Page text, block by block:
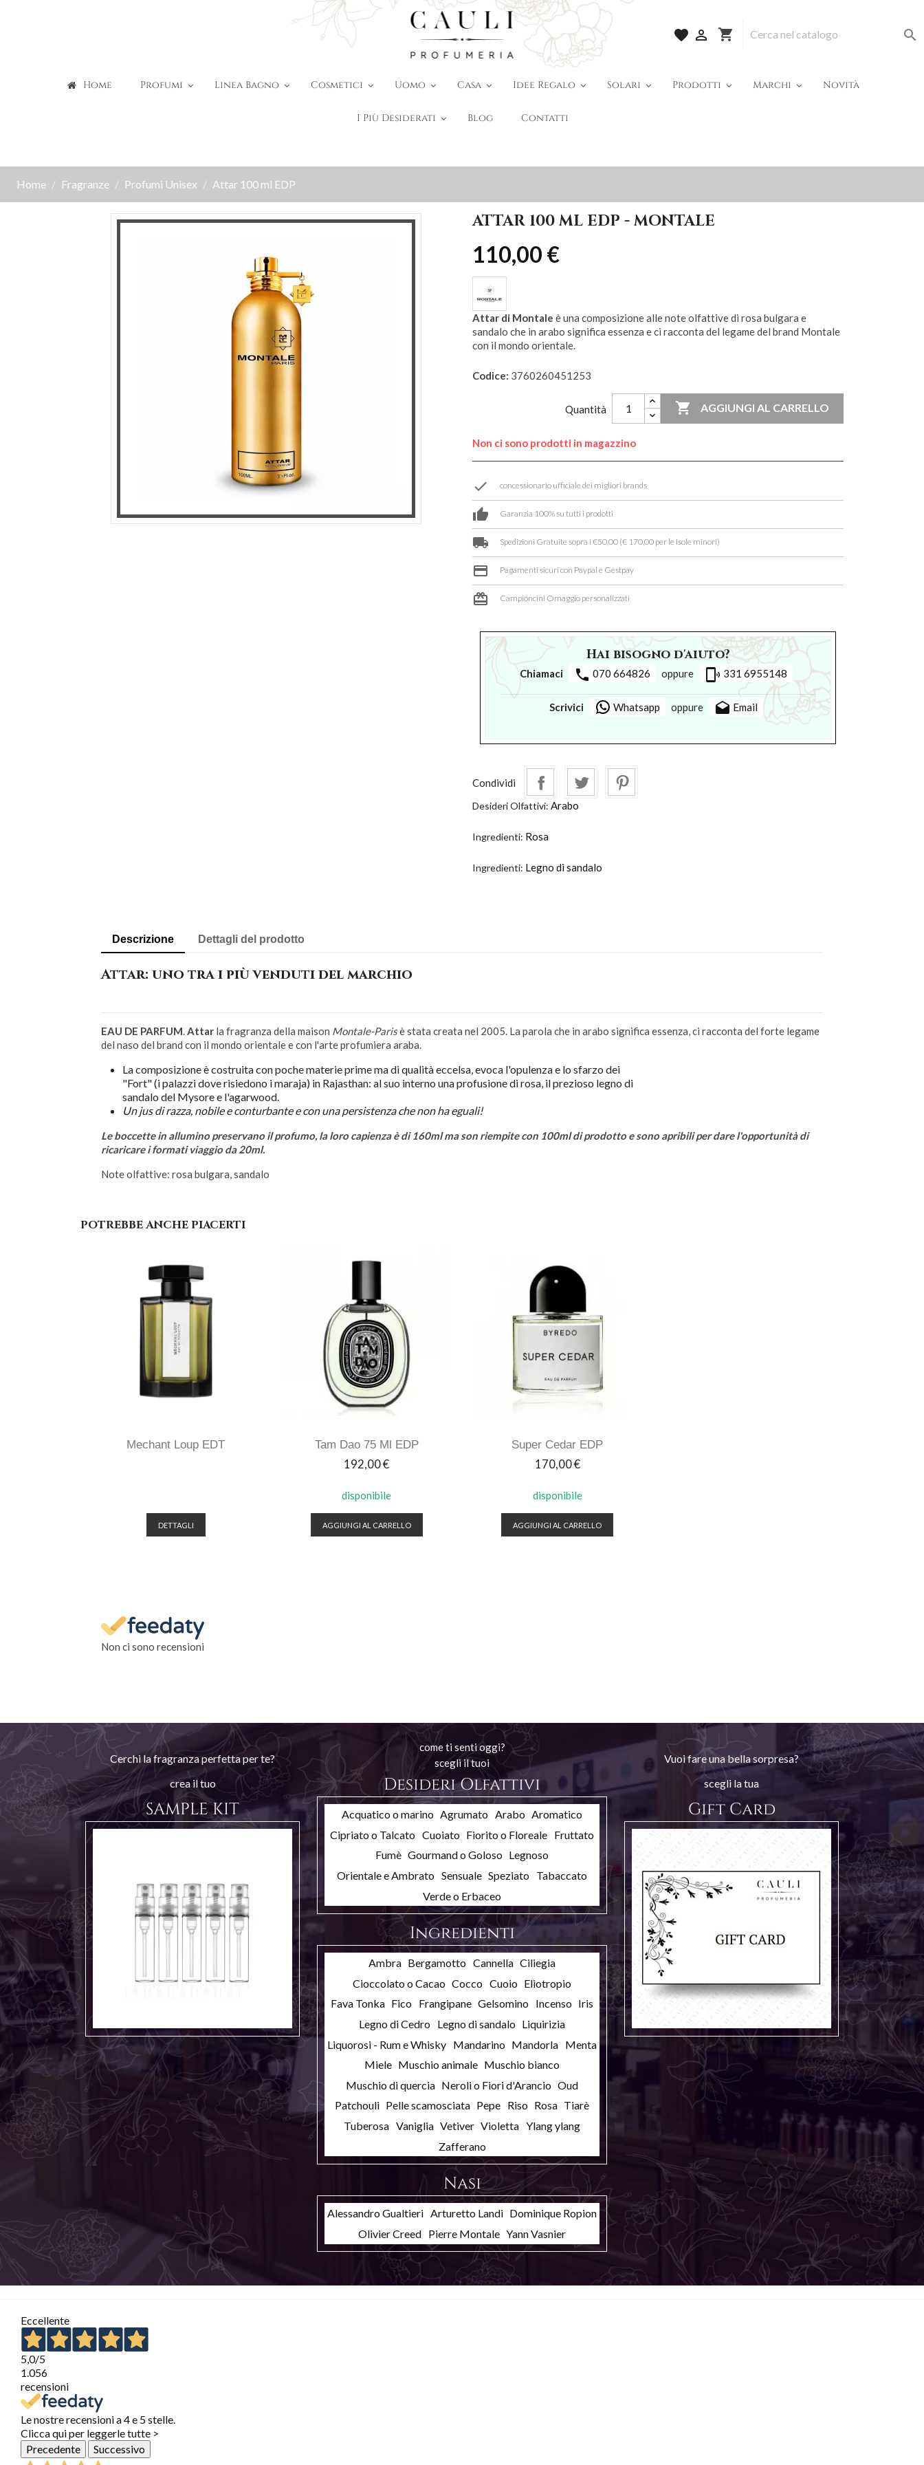
favorite  shopping_cart 
Home Profumi Linea Bagno Cosmetici Uomo Casa Idee Regalo Solari Prodotti Marchi Novità
I Più Desiderati Blog Contatti
Home Fragranze Profumi Unisex Attar 100 ml EDP
ATTAR 100 ML EDP - MONTALE
110,00 €
Attar di Montale è una composizione alle note olfattive di rosa bulgara e
sandalo che in arabo significa essenza e ci racconta del legame del brand Montale
con il mondo orientale.
Codice: 3760260451253
Quantità  AGGIUNGI AL CARRELLO
Non ci sono prodotti in magazzino
done concessionario ufficiale dei migliori brands
thumb_up Garanzia 100% su tutti i prodotti
local_shipping Spedizioni Gratuite sopra i €50,00 (€ 170,00 per le Isole minori)
credit_card Pagamenti sicuri con Paypal e Gestpay
card_giftcard Campioncini Omaggio personalizzati
Hai bisogno d'aiuto?
Chiamaci phone 070 664826 oppure phonelink_ring 331 6955148
Scrivici Whatsapp oppure drafts Email
Condividi
Desideri Olfattivi: Arabo
Ingredienti: Rosa
Ingredienti: Legno di sandalo
Descrizione Dettagli del prodotto
Attar: uno tra i più venduti del marchio
EAU DE PARFUM.Attar la fragranza della maison Montale-Parisè stata creata nel 2005. La parola che in arabo significa essenza, ci racconta del forte legame
del naso del brand con il mondo orientale e con l'arte profumiera araba.
La composizione è costruita con poche materie prime ma di qualità eccelsa, evoca l'opulenza e lo sfarzo dei
"Fort" (i palazzi dove risiedono i maraja) in Rajasthan: al suo interno una profusione di rosa, il prezioso legno di
sandalo del Mysore e l'agarwood.
Un jus di razza, nobile e conturbante e con una persistenza che non ha eguali!
Le boccette in allumino preservano il profumo, la loro capienza è di 160ml ma son riempite con 100ml di prodotto e sono apribili per dare l'opportunità di
ricaricare i formati viaggio da 20ml.
Note olfattive: rosa bulgara, sandalo
POTREBBE ANCHE PIACERTI
Mechant Loup EDT
DETTAGLI
Tam Dao 75 Ml EDP
Prezzo
192,00 €
disponibile
AGGIUNGI AL CARRELLO
Super Cedar EDP
Prezzo
170,00 €
disponibile
AGGIUNGI AL CARRELLO
Non ci sono recensioni
Cerchi la fragranza perfetta per te?
crea il tuo
SAMPLE KIT
come ti senti oggi?
scegli il tuoi
Desideri Olfattivi
Acquatico o marino Agrumato Arabo Aromatico
Cipriato o Talcato Cuoiato Fiorito o Floreale Fruttato
Fumè Gourmand o Goloso Legnoso
Orientale e Ambrato Sensuale Speziato Tabaccato
Verde o Erbaceo
Ingredienti
Ambra Bergamotto Cannella Ciliegia
Cioccolato o Cacao Cocco Cuoio Eliotropio
Fava Tonka Fico Frangipane Gelsomino Incenso Iris
Legno di Cedro Legno di sandalo Liquirizia
Liquorosi - Rum e Whisky Mandarino Mandorla Menta
Miele Muschio animale Muschio bianco
Muschio di quercia Neroli o Fiori d'Arancio Oud
Patchouli Pelle scamosciata Pepe Riso Rosa Tiarè
Tuberosa Vaniglia Vetiver Violetta Ylang ylang
Zafferano
Nasi
Alessandro Gualtieri Arturetto Landi Dominique Ropion
Olivier Creed Pierre Montale Yann Vasnier
Vuoi fare una bella sorpresa?
scegli la tua
Gift Card
Eccellente
5,0/5
1.056
recensioni
Le nostre recensioni a 4 e 5 stelle.
Clicca qui per leggerle tutte >
Precedente
Successivo